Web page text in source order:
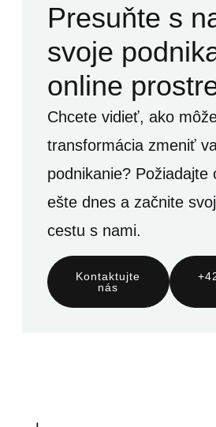
Presuňte s
svoje
online
Chcete vidieť, ako
transformácia zmeniť
podnikanie? Požiadajte
ešte dnes a začnite
cestu s nami.
Kontaktujte
nás